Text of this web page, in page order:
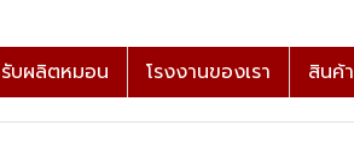
รับผลิตหมอน โรงงานของเรา สินค้า